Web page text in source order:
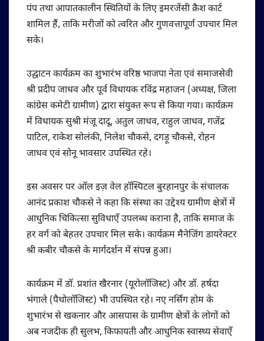
पंप तथा आपातकालीन स्थितियों के लिए इमरजेंसी क्रैश कार्ट
शामिल हैं, ताकि मरीजों को त्वरित और गुणवत्तापूर्ण उपचार मिल
सके।
उद्घाटन कार्यक्रम का शुभारंभ वरिष्ठ भाजपा नेता एवं समाजसेवी
श्री प्रदीप जाधव और पूर्व विधायक रविंद्र महाजन (अध्यक्ष, जिला
कांग्रेस कमेटी ग्रामीण) द्वारा संयुक्त रूप से किया गया। कार्यक्रम
में विधायक सुश्री मंजू दादू, अतुल जाधव, राहुल जाधव, गजेंद्र
पाटिल, राकेश सोलंकी, निलेश चौकसे, दगड़ू चौकसे, रोहन
जाधव एवं सोनू भावसार उपस्थित रहे।
इस अवसर पर ऑल इज़ वेल हॉस्पिटल बुरहानपुर के संचालक
आनंद प्रकाश चौकसे ने कहा कि संस्था का उद्देश्य ग्रामीण क्षेत्रों में
आधुनिक चिकित्सा सुविधाएँ उपलब्ध कराना है, ताकि समाज के
हर वर्ग को बेहतर उपचार मिल सके। कार्यक्रम मैनेजिंग डायरेक्टर
श्री कबीर चौकसे के मार्गदर्शन में संपन्न हुआ।
कार्यक्रम में डॉ. प्रशांत खैरनार (यूरोलॉजिस्ट) और डॉ. हर्षदा
भंगाले (पैथोलॉजिस्ट) भी उपस्थित रहे। नए नर्सिंग होम के
शुभारंभ से खकनार और आसपास के ग्रामीण क्षेत्रों के लोगों को
अब नजदीक ही सुलभ, किफायती और आधुनिक स्वास्थ्य सेवाएँ